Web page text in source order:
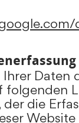
die